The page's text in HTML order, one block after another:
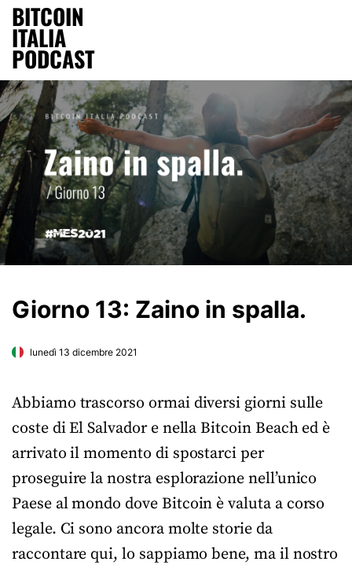
BITCOIN
ITALIA
PODCAST
Giorno 13: Zaino in spalla.
lunedì 13 dicembre 2021
Abbiamo trascorso ormai diversi giorni sulle
coste di El Salvador e nella Bitcoin Beach ed è
arrivato il momento di spostarci per
proseguire la nostra esplorazione nell’unico
Paese al mondo dove Bitcoin è valuta a corso
legale. Ci sono ancora molte storie da
raccontare qui, lo sappiamo bene, ma il nostro